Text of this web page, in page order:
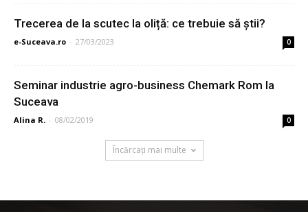
Trecerea de la scutec la oliță: ce trebuie să știi?
e-Suceava.ro - 27/03/2023 0
Seminar industrie agro-business Chemark Rom la
Suceava
Alina R. - 08/02/2019 0
Încărcați mai multe